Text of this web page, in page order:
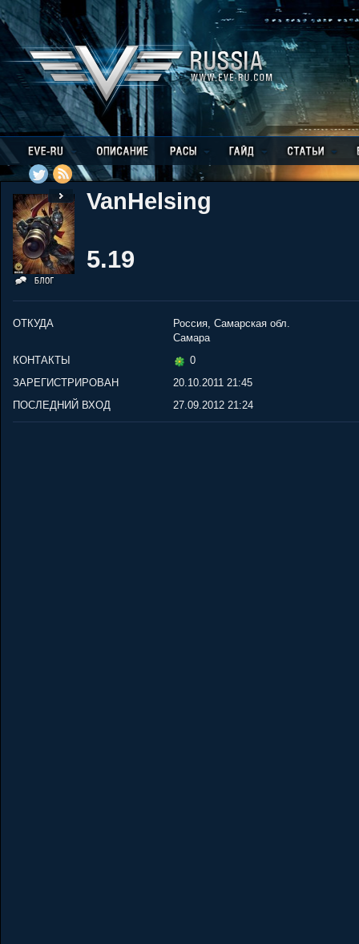
VanHelsing
5.19
ОТКУДА
Россия, Самарская обл.
Самара
КОНТАКТЫ
0
ЗАРЕГИСТРИРОВАН
20.10.2011 21:45
ПОСЛЕДНИЙ ВХОД
27.09.2012 21:24